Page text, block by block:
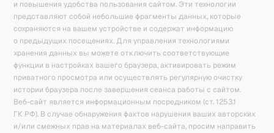
и повышения удобства пользования сайтом. Эти технологии
представляют собой небольшие фрагменты данных, которые
сохраняются на вашем устройстве и содержат информацию
о предыдущих посещениях. Для управления технологиями
хранения данных вы можете отключить соответствующие
функции в настройках вашего браузера, активировать режим
приватного просмотра или осуществлять регулярную очистку
истории браузера после завершения сеанса работы с сайтом.
Веб-сайт является информационным посредником (ст. 1253.1
ГК РФ). В случае обнаружения фактов нарушения ваших авторских
и/или смежных прав на материалах веб-сайта, просим направить